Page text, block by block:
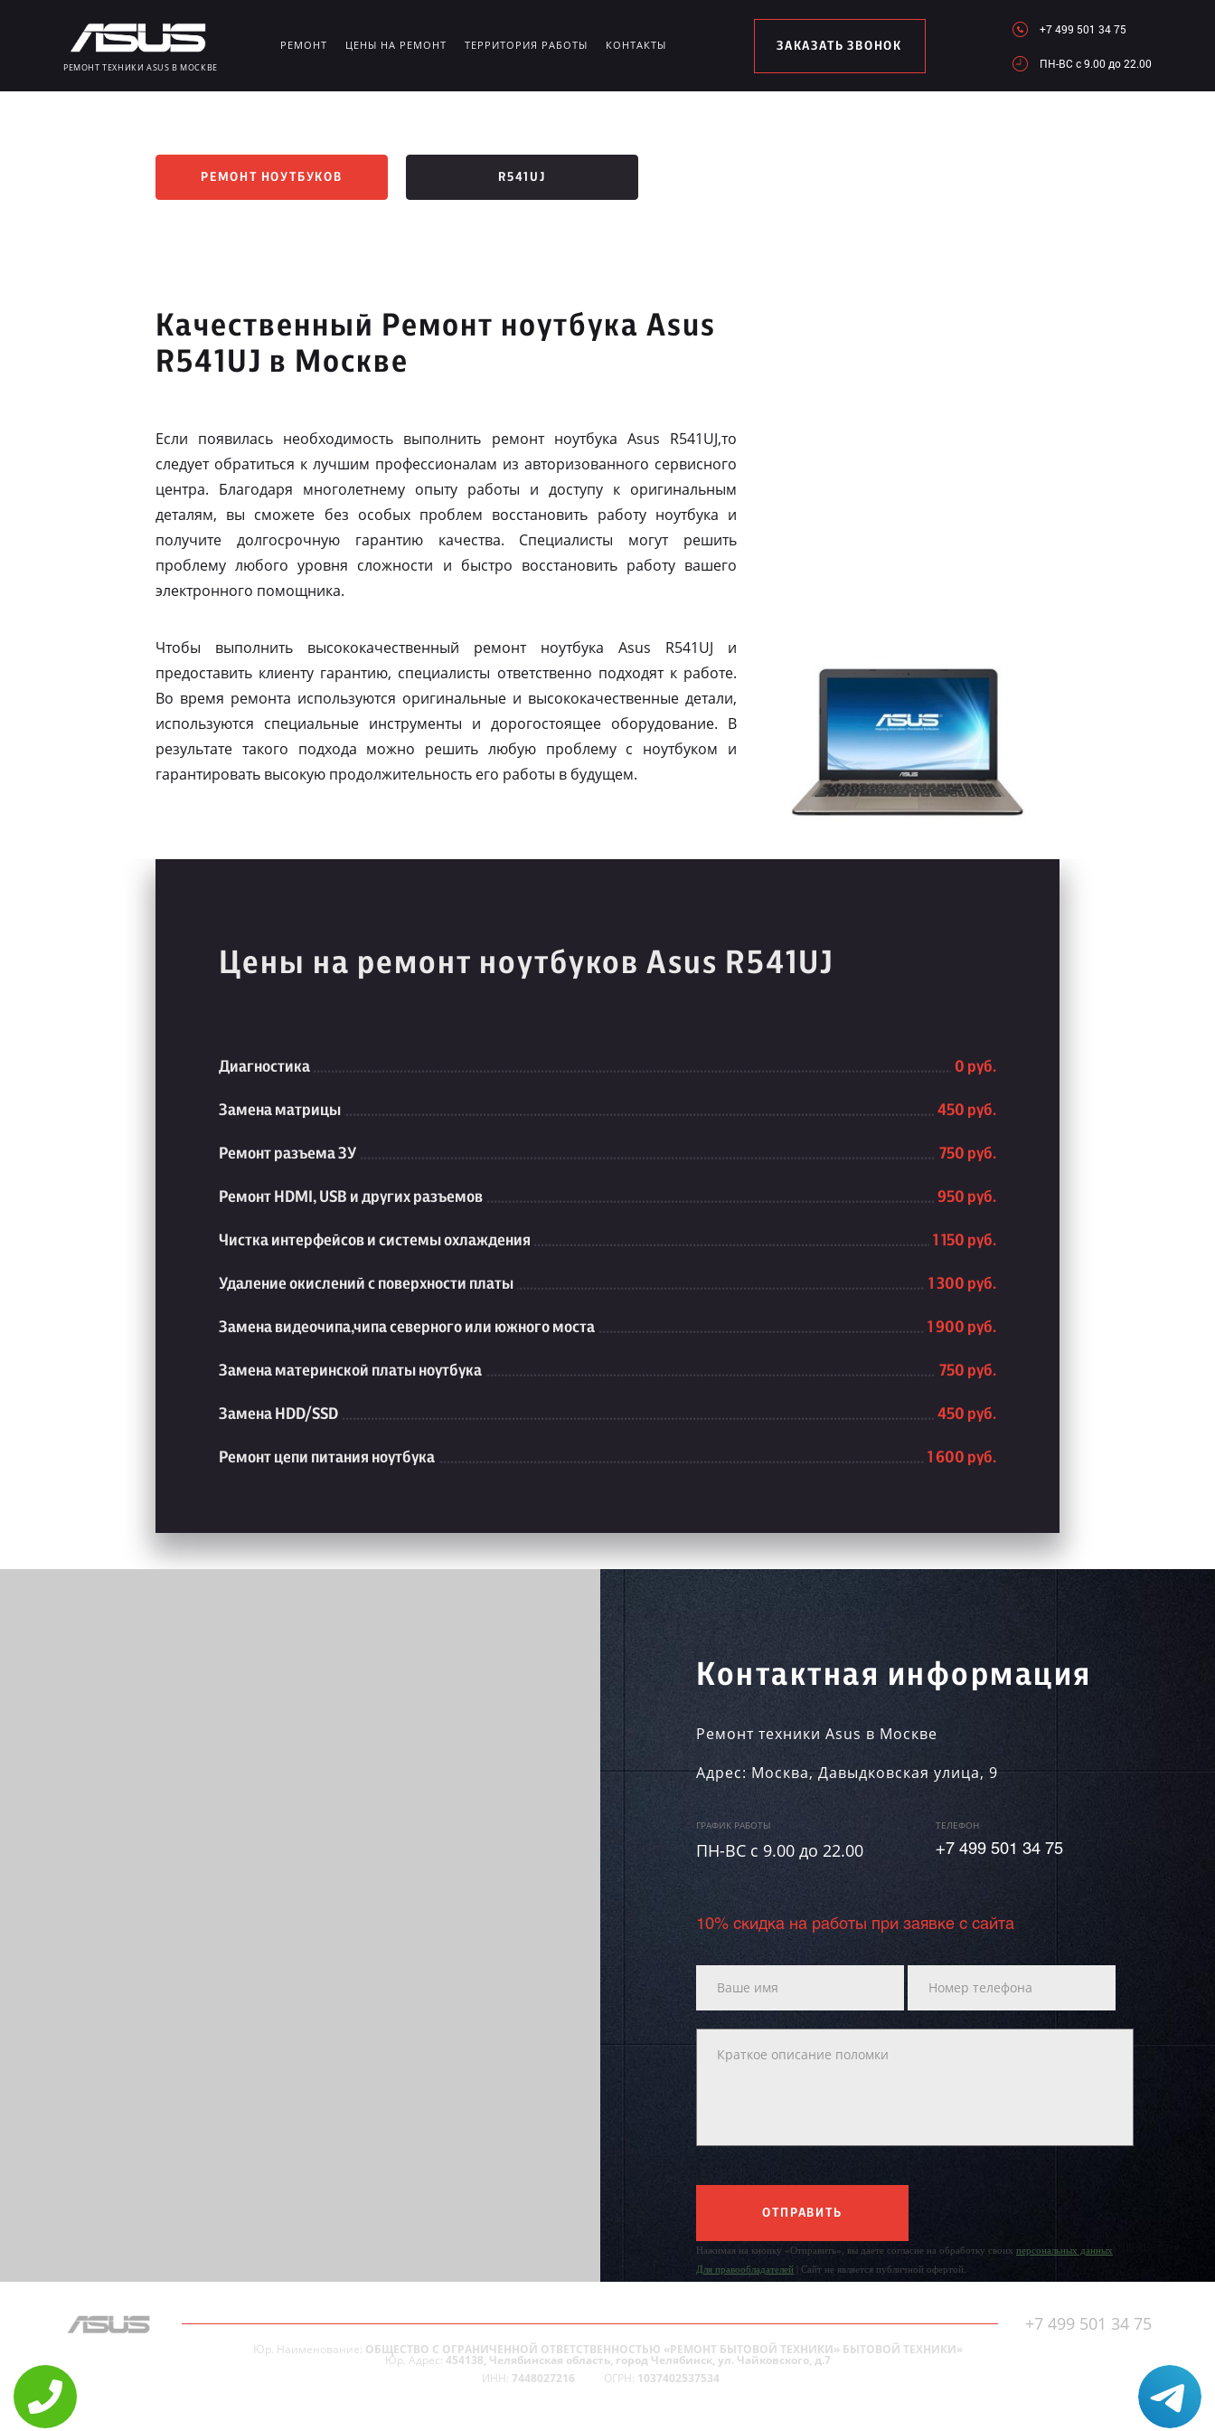
РЕМОНТ ТЕХНИКИ ASUS В МОСКВЕ
РЕМОНТ ЦЕНЫ НА РЕМОНТ ТЕРРИТОРИЯ РАБОТЫ КОНТАКТЫ ЗАКАЗАТЬ ЗВОНОК
+7 499 501 34 75
ПН-ВC c 9.00 до 22.00
РЕМОНТ НОУТБУКОВ R541UJ
Качественный Ремонт ноутбука Asus
R541UJ в Москве
Если появилась необходимость выполнить ремонт ноутбука Asus R541UJ,то
следует обратиться к лучшим профессионалам из авторизованного сервисного
центра. Благодаря многолетнему опыту работы и доступу к оригинальным
деталям, вы сможете без особых проблем восстановить работу ноутбука и
получите долгосрочную гарантию качества. Специалисты могут решить
проблему любого уровня сложности и быстро восстановить работу вашего
электронного помощника.
Чтобы выполнить высококачественный ремонт ноутбука Asus R541UJ и
предоставить клиенту гарантию, специалисты ответственно подходят к работе.
Во время ремонта используются оригинальные и высококачественные детали,
используются специальные инструменты и дорогостоящее оборудование. В
результате такого подхода можно решить любую проблему с ноутбуком и
гарантировать высокую продолжительность его работы в будущем.
Цены на ремонт ноутбуков Asus R541UJ
Диагностика 0 руб.
Замена матрицы 450 руб.
Ремонт разъема ЗУ 750 руб.
Ремонт HDMI, USB и других разъемов 950 руб.
Чистка интерфейсов и системы охлаждения 1 150 руб.
Удаление окислений с поверхности платы 1 300 руб.
Замена видеочипа,чипа северного или южного моста 1 900 руб.
Замена материнской платы ноутбука 750 руб.
Замена HDD/SSD 450 руб.
Ремонт цепи питания ноутбука 1 600 руб.
Контактная информация
Ремонт техники Asus в Москве
Адрес:Москва,Давыдковская улица, 9
ГРАФИК РАБОТЫ
ПН-ВC c 9.00 до 22.00
ТЕЛЕФОН
+7 499 501 34 75
10% скидка на работы при заявке с сайта
ОТПРАВИТЬ
Нажимая на кнопку «Отправить», вы даете согласие на обработку своих персональных данных
Для правообладателей | Сайт не является публичной офертой.
+7 499 501 34 75
Юр. Наименование: ОБЩЕСТВО С ОГРАНИЧЕННОЙ ОТВЕТСТВЕННОСТЬЮ «РЕМОНТ БЫТОВОЙ ТЕХНИКИ» БЫТОВОЙ ТЕХНИКИ»
Юр. Адрес: 454138, Челябинская область, город Челябинск, ул. Чайковского, д.7
ИНН: 7448027216 ОГРН: 1037402537534